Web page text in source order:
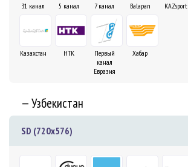
31 канал 5 канал 7 канал Balapan KAZsport
Казахстан НТК
Первый
канал
Евразия
Хабар
— Узбекистан
SD (720x576)